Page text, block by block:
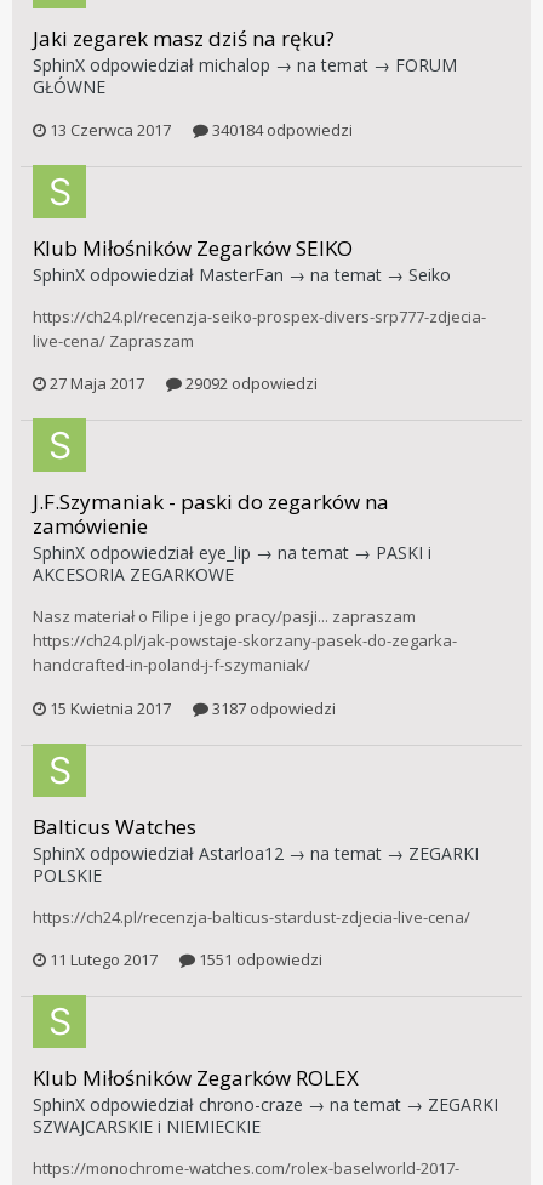
Jaki zegarek masz dziś na ręku?
SphinX odpowiedział michalop → na temat → FORUM
GŁÓWNE
13 Czerwca 2017 340184 odpowiedzi
Klub Miłośników Zegarków SEIKO
SphinX odpowiedział MasterFan → na temat → Seiko
https://ch24.pl/recenzja-seiko-prospex-divers-srp777-zdjecia-
live-cena/ Zapraszam
27 Maja 2017
29092 odpowiedzi
J.F.Szymaniak - paski do zegarków na
zamówienie
SphinX odpowiedział eye_lip → na temat → PASKI i
AKCESORIA ZEGARKOWE
Nasz materiał o Filipe i jego pracy/pasji... zapraszam
https://ch24.pl/jak-powstaje-skorzany-pasek-do-zegarka-
handcrafted-in-poland-j-f-szymaniak/
15 Kwietnia 2017
3187 odpowiedzi
Balticus Watches
SphinX odpowiedział Astarloa12 → na temat → ZEGARKI
POLSKIE
https://ch24.pl/recenzja-balticus-stardust-zdjecia-live-cena/
11 Lutego 2017
1551 odpowiedzi
Klub Miłośników Zegarków ROLEX
SphinX odpowiedział chrono-craze → na temat → ZEGARKI
SZWAJCARSKIE i NIEMIECKIE
https://monochrome-watches.com/rolex-baselworld-2017-